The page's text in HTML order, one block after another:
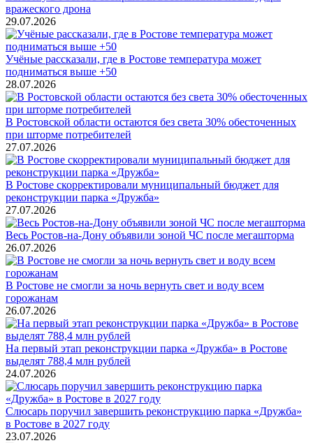
вражеского дрона
29.07.2026
Учёные рассказали, где в Ростове температура может
подниматься выше +50
28.07.2026
В Ростовской области остаются без света 30% обесточенных
при шторме потребителей
27.07.2026
В Ростове скорректировали муниципальный бюджет для
реконструкции парка «Дружба»
27.07.2026
Весь Ростов-на-Дону объявили зоной ЧС после мегашторма
26.07.2026
В Ростове не смогли за ночь вернуть свет и воду всем
горожанам
26.07.2026
На первый этап реконструкции парка «Дружба» в Ростове
выделят 788,4 млн рублей
24.07.2026
Слюсарь поручил завершить реконструкцию парка «Дружба»
в Ростове в 2027 году
23.07.2026